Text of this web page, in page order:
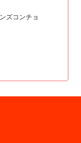
ズコンチョ